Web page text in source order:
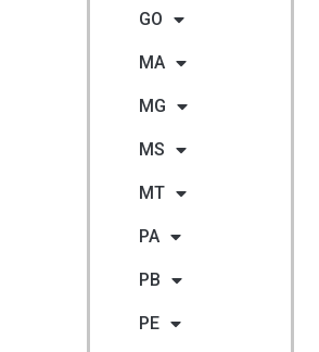
GO
MA
MG
MS
MT
PA
PB
PE